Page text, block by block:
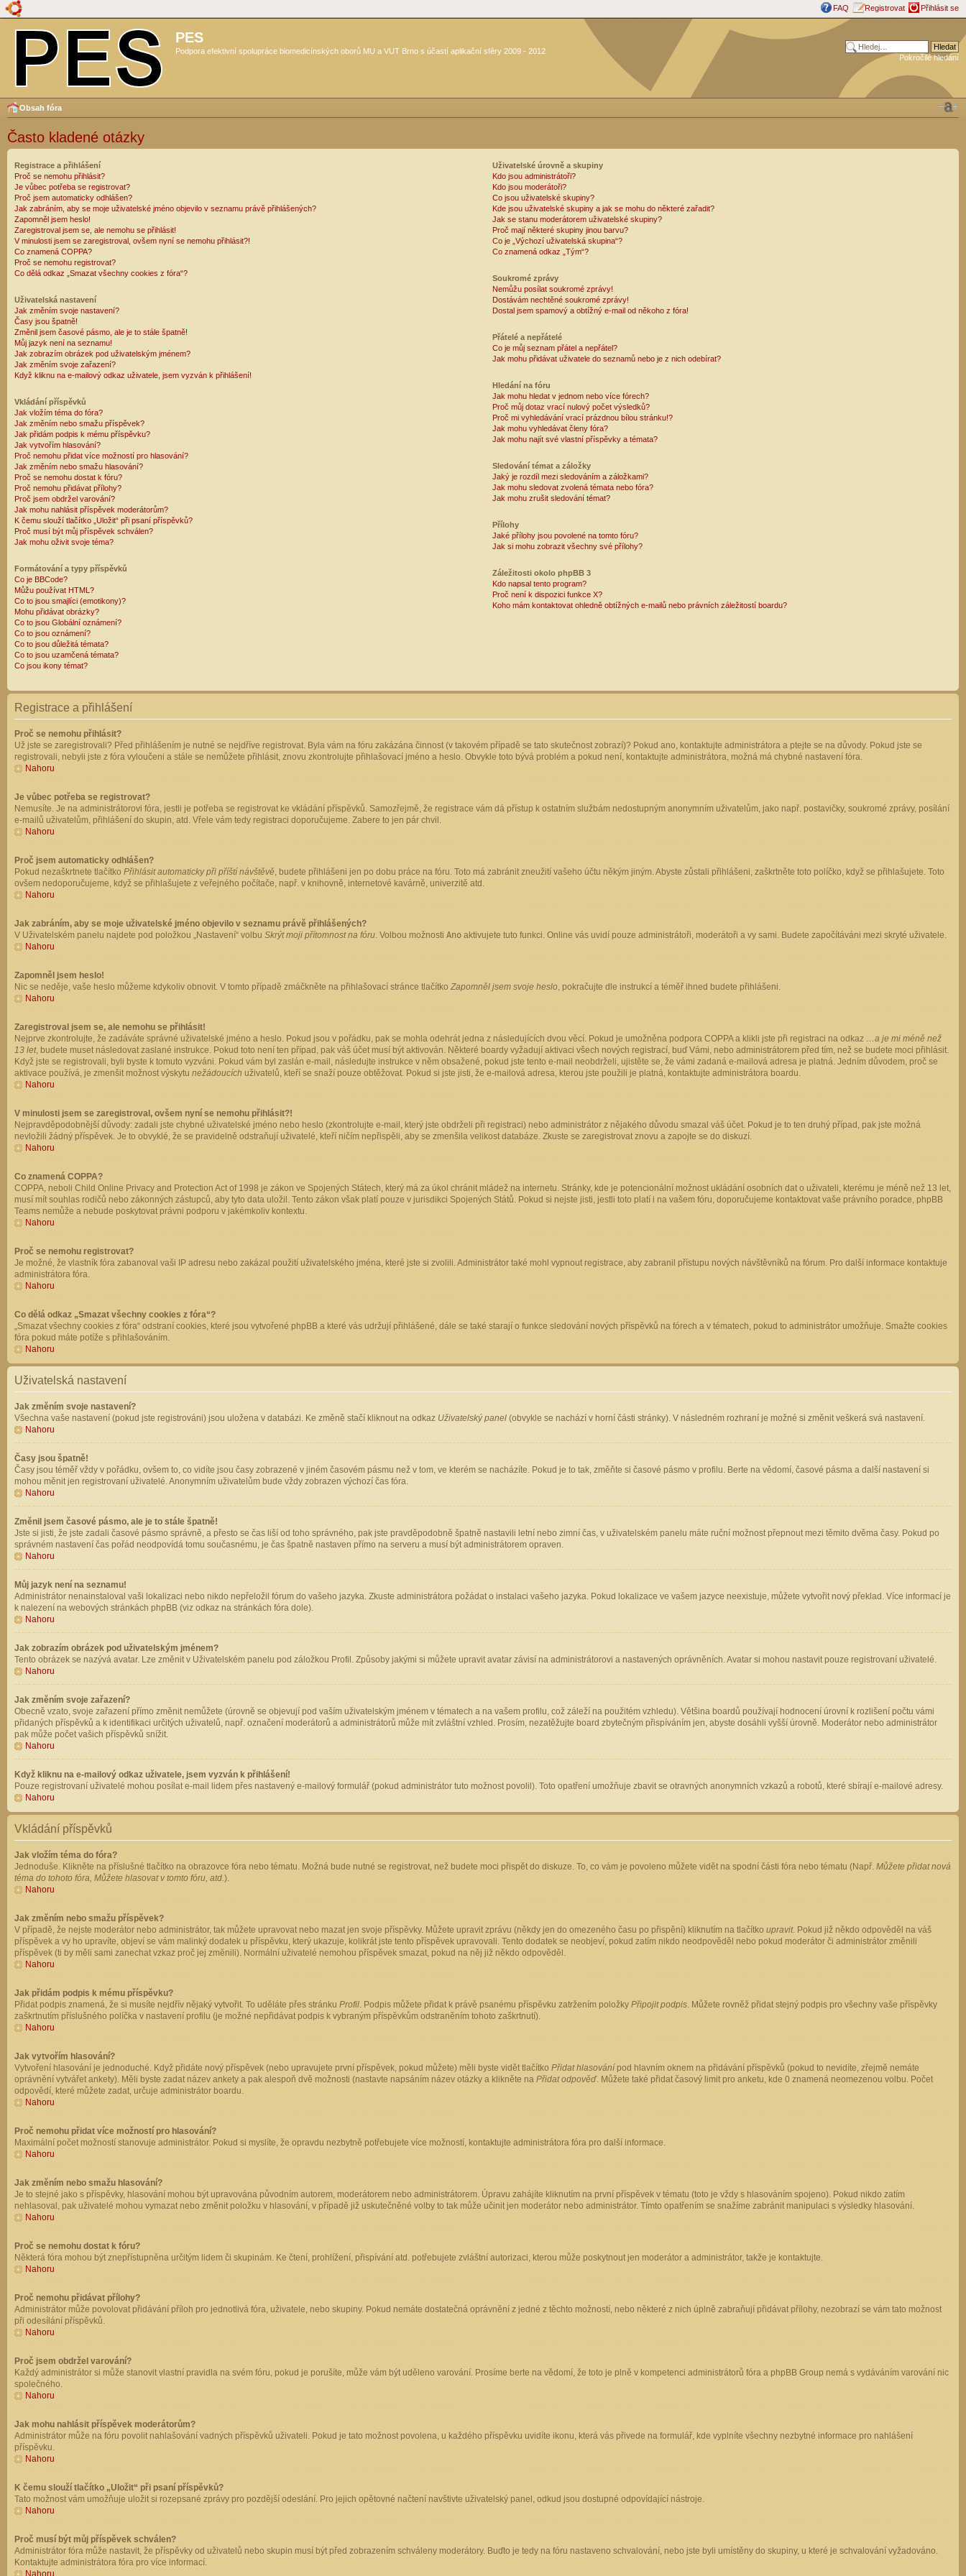
FAQ Registrovat Přihlásit se
PES
Podpora efektivní spolupráce biomedicínských oborů MU a VUT Brno s účastí aplikační sféry 2009 - 2012
Pokročilé hledání
Obsah fóra
Často kladené otázky
Registrace a přihlášení
Proč se nemohu přihlásit?
Je vůbec potřeba se registrovat?
Proč jsem automaticky odhlášen?
Jak zabráním, aby se moje uživatelské jméno objevilo v seznamu právě přihlášených?
Zapomněl jsem heslo!
Zaregistroval jsem se, ale nemohu se přihlásit!
V minulosti jsem se zaregistroval, ovšem nyní se nemohu přihlásit?!
Co znamená COPPA?
Proč se nemohu registrovat?
Co dělá odkaz „Smazat všechny cookies z fóra“?
Uživatelská nastavení
Jak změním svoje nastavení?
Časy jsou špatně!
Změnil jsem časové pásmo, ale je to stále špatně!
Můj jazyk není na seznamu!
Jak zobrazím obrázek pod uživatelským jménem?
Jak změním svoje zařazení?
Když kliknu na e-mailový odkaz uživatele, jsem vyzván k přihlášení!
Vkládání příspěvků
Jak vložím téma do fóra?
Jak změním nebo smažu příspěvek?
Jak přidám podpis k mému příspěvku?
Jak vytvořím hlasování?
Proč nemohu přidat více možností pro hlasování?
Jak změním nebo smažu hlasování?
Proč se nemohu dostat k fóru?
Proč nemohu přidávat přílohy?
Proč jsem obdržel varování?
Jak mohu nahlásit příspěvek moderátorům?
K čemu slouží tlačítko „Uložit“ při psaní příspěvků?
Proč musí být můj příspěvek schválen?
Jak mohu oživit svoje téma?
Formátování a typy příspěvků
Co je BBCode?
Můžu používat HTML?
Co to jsou smajlíci (emotikony)?
Mohu přidávat obrázky?
Co to jsou Globální oznámení?
Co to jsou oznámení?
Co to jsou důležitá témata?
Co to jsou uzamčená témata?
Co jsou ikony témat?
Uživatelské úrovně a skupiny
Kdo jsou administrátoři?
Kdo jsou moderátoři?
Co jsou uživatelské skupiny?
Kde jsou uživatelské skupiny a jak se mohu do některé zařadit?
Jak se stanu moderátorem uživatelské skupiny?
Proč mají některé skupiny jinou barvu?
Co je „Výchozí uživatelská skupina“?
Co znamená odkaz „Tým“?
Soukromé zprávy
Nemůžu posílat soukromé zprávy!
Dostávám nechtěné soukromé zprávy!
Dostal jsem spamový a obtížný e-mail od někoho z fóra!
Přátelé a nepřátelé
Co je můj seznam přátel a nepřátel?
Jak mohu přidávat uživatele do seznamů nebo je z nich odebírat?
Hledání na fóru
Jak mohu hledat v jednom nebo více fórech?
Proč můj dotaz vrací nulový počet výsledků?
Proč mi vyhledávání vrací prázdnou bílou stránku!?
Jak mohu vyhledávat členy fóra?
Jak mohu najít své vlastní příspěvky a témata?
Sledování témat a záložky
Jaký je rozdíl mezi sledováním a záložkami?
Jak mohu sledovat zvolená témata nebo fóra?
Jak mohu zrušit sledování témat?
Přílohy
Jaké přílohy jsou povolené na tomto fóru?
Jak si mohu zobrazit všechny své přílohy?
Záležitosti okolo phpBB 3
Kdo napsal tento program?
Proč není k dispozici funkce X?
Koho mám kontaktovat ohledně obtížných e-mailů nebo právních záležitostí boardu?
Registrace a přihlášení
Proč se nemohu přihlásit?
Už jste se zaregistrovali? Před přihlášením je nutné se nejdříve registrovat. Byla vám na fóru zakázána činnost (v takovém případě se tato skutečnost zobrazí)? Pokud ano, kontaktujte administrátora a ptejte se na důvody. Pokud jste se
registrovali, nebyli jste z fóra vyloučeni a stále se nemůžete přihlásit, znovu zkontrolujte přihlašovací jméno a heslo. Obvykle toto bývá problém a pokud není, kontaktujte administrátora, možná má chybné nastavení fóra.
Nahoru
Je vůbec potřeba se registrovat?
Nemusíte. Je na administrátorovi fóra, jestli je potřeba se registrovat ke vkládání příspěvků. Samozřejmě, že registrace vám dá přístup k ostatním službám nedostupným anonymním uživatelům, jako např. postavičky, soukromé zprávy, posílání
e-mailů uživatelům, přihlášení do skupin, atd. Vřele vám tedy registraci doporučujeme. Zabere to jen pár chvil.
Nahoru
Proč jsem automaticky odhlášen?
Pokud nezaškrtnete tlačítko Přihlásit automaticky při příští návštěvě, budete přihlášeni jen po dobu práce na fóru. Toto má zabránit zneužití vašeho účtu někým jiným. Abyste zůstali přihlášeni, zaškrtněte toto políčko, když se přihlašujete. Toto
ovšem nedoporučujeme, když se přihlašujete z veřejného počítače, např. v knihovně, internetové kavárně, univerzitě atd.
Nahoru
Jak zabráním, aby se moje uživatelské jméno objevilo v seznamu právě přihlášených?
V Uživatelském panelu najdete pod položkou „Nastavení“ volbu Skrýt moji přítomnost na fóru. Volbou možnosti Ano aktivujete tuto funkci. Online vás uvidí pouze administrátoři, moderátoři a vy sami. Budete započítáváni mezi skryté uživatele.
Nahoru
Zapomněl jsem heslo!
Nic se neděje, vaše heslo můžeme kdykoliv obnovit. V tomto případě zmáčkněte na přihlašovací stránce tlačítko Zapomněl jsem svoje heslo, pokračujte dle instrukcí a téměř ihned budete přihlášeni.
Nahoru
Zaregistroval jsem se, ale nemohu se přihlásit!
Nejprve zkontrolujte, že zadáváte správné uživatelské jméno a heslo. Pokud jsou v pořádku, pak se mohla odehrát jedna z následujících dvou věcí. Pokud je umožněna podpora COPPA a klikli jste při registraci na odkaz …a je mi méně než
13 let, budete muset následovat zaslané instrukce. Pokud toto není ten případ, pak váš účet musí být aktivován. Některé boardy vyžadují aktivaci všech nových registrací, buď Vámi, nebo administrátorem před tím, než se budete moci přihlásit.
Když jste se registrovali, byli byste k tomuto vyzváni. Pokud vám byl zaslán e-mail, následujte instrukce v něm obsažené, pokud jste tento e-mail neobdrželi, ujistěte se, že vámi zadaná e-mailová adresa je platná. Jedním důvodem, proč se
aktivace používá, je zmenšit možnost výskytu nežádoucích uživatelů, kteří se snaží pouze obtěžovat. Pokud si jste jisti, že e-mailová adresa, kterou jste použili je platná, kontaktujte administrátora boardu.
Nahoru
V minulosti jsem se zaregistroval, ovšem nyní se nemohu přihlásit?!
Nejpravděpodobnější důvody: zadali jste chybné uživatelské jméno nebo heslo (zkontrolujte e-mail, který jste obdrželi při registraci) nebo administrátor z nějakého důvodu smazal váš účet. Pokud je to ten druhý případ, pak jste možná
nevložili žádný příspěvek. Je to obvyklé, že se pravidelně odstraňují uživatelé, kteří ničím nepřispěli, aby se zmenšila velikost databáze. Zkuste se zaregistrovat znovu a zapojte se do diskuzí.
Nahoru
Co znamená COPPA?
COPPA, neboli Child Online Privacy and Protection Act of 1998 je zákon ve Spojených Státech, který má za úkol chránit mládež na internetu. Stránky, kde je potencionální možnost ukládání osobních dat o uživateli, kterému je méně než 13 let,
musí mít souhlas rodičů nebo zákonných zástupců, aby tyto data uložil. Tento zákon však platí pouze v jurisdikci Spojených Států. Pokud si nejste jisti, jestli toto platí i na vašem fóru, doporučujeme kontaktovat vaše právního poradce, phpBB
Teams nemůže a nebude poskytovat právni podporu v jakémkoliv kontextu.
Nahoru
Proč se nemohu registrovat?
Je možné, že vlastník fóra zabanoval vaši IP adresu nebo zakázal použití uživatelského jména, které jste si zvolili. Administrátor také mohl vypnout registrace, aby zabranil přístupu nových návštěvníků na fórum. Pro další informace kontaktuje
administrátora fóra.
Nahoru
Co dělá odkaz „Smazat všechny cookies z fóra“?
„Smazat všechny cookies z fóra“ odstraní cookies, které jsou vytvořené phpBB a které vás udržují přihlášené, dále se také starají o funkce sledování nových příspěvků na fórech a v tématech, pokud to administrátor umožňuje. Smažte cookies
fóra pokud máte potíže s přihlašováním.
Nahoru
Uživatelská nastavení
Jak změním svoje nastavení?
Všechna vaše nastavení (pokud jste registrováni) jsou uložena v databázi. Ke změně stačí kliknout na odkaz Uživatelský panel (obvykle se nachází v horní části stránky). V následném rozhraní je možné si změnit veškerá svá nastavení.
Nahoru
Časy jsou špatně!
Časy jsou téměř vždy v pořádku, ovšem to, co vidíte jsou časy zobrazené v jiném časovém pásmu než v tom, ve kterém se nacházíte. Pokud je to tak, změňte si časové pásmo v profilu. Berte na vědomí, časové pásma a další nastavení si
mohou měnit jen registrovaní uživatelé. Anonymním uživatelům bude vždy zobrazen výchozí čas fóra.
Nahoru
Změnil jsem časové pásmo, ale je to stále špatně!
Jste si jisti, že jste zadali časové pásmo správně, a přesto se čas liší od toho správného, pak jste pravděpodobně špatně nastavili letní nebo zimní čas, v uživatelském panelu máte ruční možnost přepnout mezi těmito dvěma časy. Pokud po
správném nastavení čas pořád neodpovídá tomu současnému, je čas špatně nastaven přímo na serveru a musí být administrátorem opraven.
Nahoru
Můj jazyk není na seznamu!
Administrátor nenainstaloval vaši lokalizaci nebo nikdo nepřeložil fórum do vašeho jazyka. Zkuste administrátora požádat o instalaci vašeho jazyka. Pokud lokalizace ve vašem jazyce neexistuje, můžete vytvořit nový překlad. Více informací je
k nalezení na webových stránkách phpBB (viz odkaz na stránkách fóra dole).
Nahoru
Jak zobrazím obrázek pod uživatelským jménem?
Tento obrázek se nazývá avatar. Lze změnit v Uživatelském panelu pod záložkou Profil. Způsoby jakými si můžete upravit avatar závisí na administrátorovi a nastavených oprávněních. Avatar si mohou nastavit pouze registrovaní uživatelé.
Nahoru
Jak změním svoje zařazení?
Obecně vzato, svoje zařazení přímo změnit nemůžete (úrovně se objevují pod vaším uživatelským jménem v tématech a na vašem profilu, což záleží na použitém vzhledu). Většina boardů používají hodnocení úrovní k rozlišení počtu vámi
přidaných příspěvků a k identifikaci určitých uživatelů, např. označení moderátorů a administrátorů může mít zvláštní vzhled. Prosím, nezatěžujte board zbytečným přispíváním jen, abyste dosáhli vyšší úrovně. Moderátor nebo administrátor
pak může počet vašich příspěvků snížit.
Nahoru
Když kliknu na e-mailový odkaz uživatele, jsem vyzván k přihlášení!
Pouze registrovaní uživatelé mohou posílat e-mail lidem přes nastavený e-mailový formulář (pokud administrátor tuto možnost povolil). Toto opatření umožňuje zbavit se otravných anonymních vzkazů a robotů, které sbírají e-mailové adresy.
Nahoru
Vkládání příspěvků
Jak vložím téma do fóra?
Jednoduše. Klikněte na příslušné tlačítko na obrazovce fóra nebo tématu. Možná bude nutné se registrovat, než budete moci přispět do diskuze. To, co vám je povoleno můžete vidět na spodní části fóra nebo tématu (Např. Můžete přidat nová
téma do tohoto fóra, Můžete hlasovat v tomto fóru, atd.).
Nahoru
Jak změním nebo smažu příspěvek?
V případě, že nejste moderátor nebo administrátor, tak můžete upravovat nebo mazat jen svoje příspěvky. Můžete upravit zprávu (někdy jen do omezeného času po přispění) kliknutím na tlačítko upravit. Pokud již někdo odpověděl na váš
příspěvek a vy ho upravíte, objeví se vám malinký dodatek u příspěvku, který ukazuje, kolikrát jste tento příspěvek upravovali. Tento dodatek se neobjeví, pokud zatím nikdo neodpověděl nebo pokud moderátor či administrátor změnili
příspěvek (ti by měli sami zanechat vzkaz proč jej změnili). Normální uživatelé nemohou příspěvek smazat, pokud na něj již někdo odpověděl.
Nahoru
Jak přidám podpis k mému příspěvku?
Přidat podpis znamená, že si musíte nejdřív nějaký vytvořit. To uděláte přes stránku Profil. Podpis můžete přidat k právě psanému příspěvku zatržením položky Připojit podpis. Můžete rovněž přidat stejný podpis pro všechny vaše příspěvky
zaškrtnutím příslušného políčka v nastavení profilu (je možné nepřidávat podpis k vybraným příspěvkům odstraněním tohoto zaškrtnutí).
Nahoru
Jak vytvořím hlasování?
Vytvoření hlasování je jednoduché. Když přidáte nový příspěvek (nebo upravujete první příspěvek, pokud můžete) měli byste vidět tlačítko Přidat hlasování pod hlavním oknem na přidávání příspěvků (pokud to nevidíte, zřejmě nemáte
oprávnění vytvářet ankety). Měli byste zadat název ankety a pak alespoň dvě možnosti (nastavte napsáním název otázky a klikněte na Přidat odpověď. Můžete také přidat časový limit pro anketu, kde 0 znamená neomezenou volbu. Počet
odpovědí, které můžete zadat, určuje administrátor boardu.
Nahoru
Proč nemohu přidat více možností pro hlasování?
Maximální počet možností stanovuje administrátor. Pokud si myslíte, že opravdu nezbytně potřebujete více možností, kontaktujte administrátora fóra pro další informace.
Nahoru
Jak změním nebo smažu hlasování?
Je to stejné jako s příspěvky, hlasování mohou být upravována původním autorem, moderátorem nebo administrátorem. Úpravu zahájíte kliknutím na první příspěvek v tématu (toto je vždy s hlasováním spojeno). Pokud nikdo zatím
nehlasoval, pak uživatelé mohou vymazat nebo změnit položku v hlasování, v případě již uskutečněné volby to tak může učinit jen moderátor nebo administrátor. Tímto opatřením se snažíme zabránit manipulaci s výsledky hlasování.
Nahoru
Proč se nemohu dostat k fóru?
Některá fóra mohou být znepřístupněna určitým lidem či skupinám. Ke čtení, prohlížení, přispívání atd. potřebujete zvláštní autorizaci, kterou může poskytnout jen moderátor a administrátor, takže je kontaktujte.
Nahoru
Proč nemohu přidávat přílohy?
Administrátor může povolovat přidávání příloh pro jednotlivá fóra, uživatele, nebo skupiny. Pokud nemáte dostatečná oprávnění z jedné z těchto možností, nebo některé z nich úplně zabraňují přidávat přílohy, nezobrazí se vám tato možnost
při odesílání příspěvků.
Nahoru
Proč jsem obdržel varování?
Každý administrátor si může stanovit vlastní pravidla na svém fóru, pokud je porušíte, může vám být uděleno varování. Prosíme berte na vědomí, že toto je plně v kompetenci administrátorů fóra a phpBB Group nemá s vydáváním varování nic
společného.
Nahoru
Jak mohu nahlásit příspěvek moderátorům?
Administrátor může na fóru povolit nahlašování vadných příspěvků uživateli. Pokud je tato možnost povolena, u každého příspěvku uvidíte ikonu, která vás přivede na formulář, kde vyplníte všechny nezbytné informace pro nahlášení
příspěvku.
Nahoru
K čemu slouží tlačítko „Uložit“ při psaní příspěvků?
Tato možnost vám umožňuje uložit si rozepsané zprávy pro pozdější odeslání. Pro jejich opětovné načtení navštivte uživatelský panel, odkud jsou dostupné odpovídající nástroje.
Nahoru
Proč musí být můj příspěvek schválen?
Administrátor fóra může nastavit, že příspěvky od uživatelů nebo skupin musí být před zobrazením schváleny moderátory. Buďto je tedy na fóru nastaveno schvalování, nebo jste byli umístěny do skupiny, u které je schvalování vyžadováno.
Kontaktujte administrátora fóra pro více informací.
Nahoru